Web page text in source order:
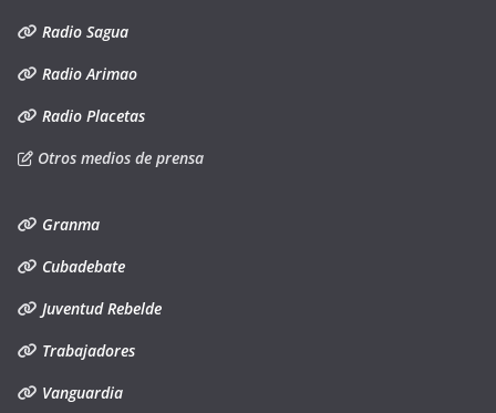
Radio Sagua
Radio Arimao
Radio Placetas
Otros medios de prensa
Granma
Cubadebate
Juventud Rebelde
Trabajadores
Vanguardia